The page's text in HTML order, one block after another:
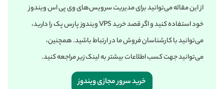
از این مقاله می‌‌توانید برای مدیریت سرویس‌های وی پی اس ویندوز
خود استفاده کنید و اگر قصد خرید VPS ویندوز پارس پک را دارید،
می‌توانید با کارشناسان فروش ما در ارتباط باشید. همچنین،
می‌توانید جهت کسب‌ اطلاعات بیشتر به لینک‌ زیر مراجعه کنید.
خرید سرور مجازی ویندوز